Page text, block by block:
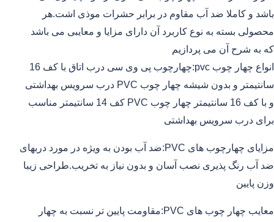
باشد و کاملا ضد آب مقاوم در برابر حشرات موذی اشت.هر
محصولی بسته به نوع کاربرد آن دارای مزایا و معایبی می باشد
که به شرح آن می پردازیم
انواع چهار چوب pvc:چهارچوب پی وی سی درب اتاق با کف 16
سانتیمتر و بدون شیشه چهار چوب PVC درب سرویس بهداشتی
و با کف 16 سانتیمتر چهار چوب PVC کف 14 سانتیمتر مناسب
برای درب سرویس بهداشتی
مزایای چهارچوب های PVC:ضد آب بودن به ویژه در مورد دربهای
ضد آب رنگ پذیری نصب آسان و بدون نیاز به تخریب.طراحی زیبا
وزن پایین
معایب چهار چوب های PVC:مقاومت پایین تر نسبت به چهار